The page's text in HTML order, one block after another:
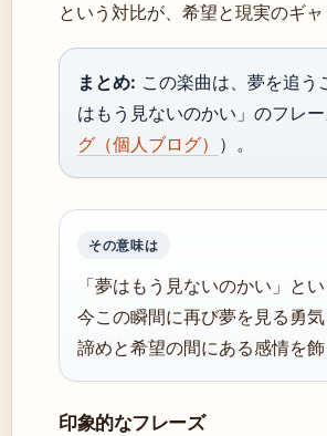
という対比が、希望と現実のギ
まとめ: この楽曲は、夢を追
はもう見ないのかい」のフレ
グ（個人ブログ） ）。
その意味は
「夢はもう見ないのかい」と
今この瞬間に再び夢を見る勇
諦めと希望の間にある感情を
印象的なフレーズ